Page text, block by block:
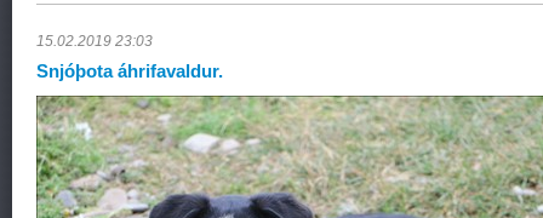
15.02.2019 23:03
Snjóþota áhrifavaldur.